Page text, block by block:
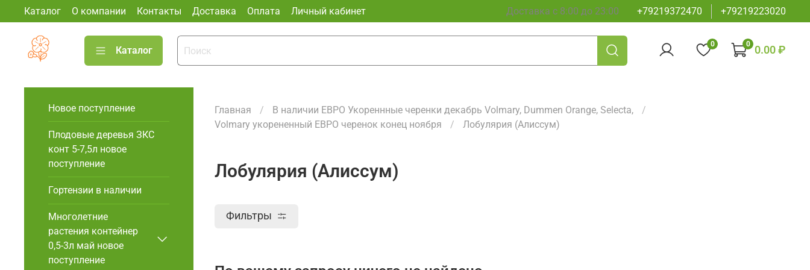
Каталог О компании Контакты Доставка Оплата Личный кабинет Доставка с 8:00 до 23:00 +79219372470 +79219223020
Каталог
0 0 0.00 ₽
Главная
В наличии ЕВРО Укореннные черенки декабрь Volmary, Dummen Orange, Selecta,
Volmary укорененный ЕВРО черенок конец ноября
Лобулярия (Алиссум)
Лобулярия (Алиссум)
Фильтры
Новое поступление
Плодовые деревья ЗКС
конт 5-7,5л новое
поступление
Гортензии в наличии
Многолетние
растения контейнер
0,5-3л май новое
поступление